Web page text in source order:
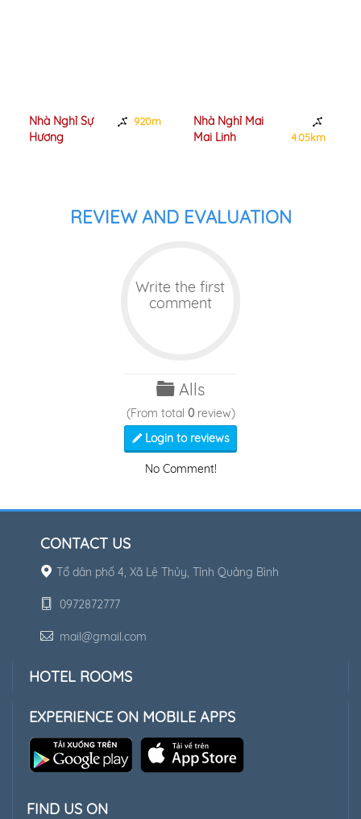
Nhà Nghỉ Sự
Hương
920m
Nhà Nghỉ Mai
Mai Linh
4.05km
REVIEW AND EVALUATION
Write the first
comment
Alls
(From total 0review)
Login to reviews
No Comment!
CONTACT US
Tổ dân phố 4, Xã Lệ Thủy, Tỉnh Quảng Bình
0972872777
mail@gmail.com
HOTEL ROOMS
EXPERIENCE ON MOBILE APPS
FIND US ON